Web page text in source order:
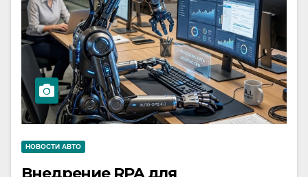
НОВОСТИ АВТО
Внедрение RPA для